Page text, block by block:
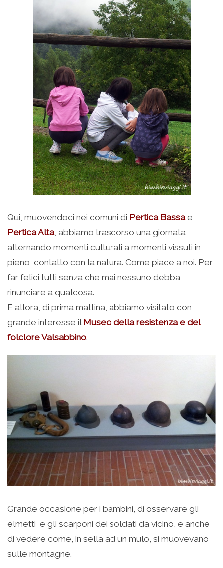
Qui, muovendoci nei comuni di Pertica Bassa e
Pertica Alta, abbiamo trascorso una giornata
alternando momenti culturali a momenti vissuti in
pieno contatto con la natura. Come piace a noi. Per
far felici tutti senza che mai nessuno debba
rinunciare a qualcosa.
E allora, di prima mattina, abbiamo visitato con
grande interesse il Museo della resistenza e del
folclore Valsabbino.
Grande occasione per i bambini, di osservare gli
elmetti e gli scarponi dei soldati da vicino, e anche
di vedere come, in sella ad un mulo, si muovevano
sulle montagne.